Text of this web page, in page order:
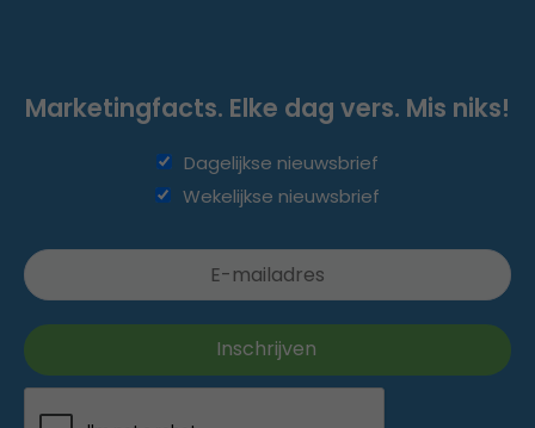
Marketingfacts. Elke dag vers. Mis niks!
Dagelijkse nieuwsbrief
Wekelijkse nieuwsbrief